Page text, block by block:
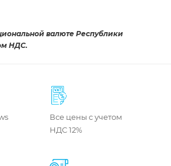
валюте Республики
НДС.
Все цены с учетом
НДС 12%